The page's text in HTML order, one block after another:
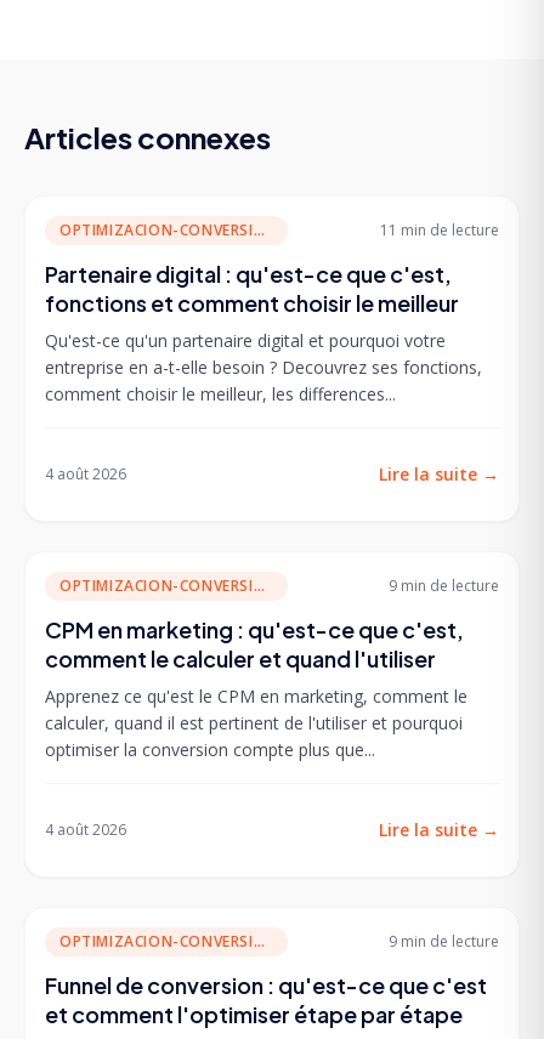
Articles connexes
OPTIMIZACION-CONVERSION 11 min de lecture
Partenaire digital : qu'est-ce que c'est,
fonctions et comment choisir le meilleur
Qu'est-ce qu'un partenaire digital et pourquoi votre
entreprise en a-t-elle besoin ? Decouvrez ses fonctions,
comment choisir le meilleur, les differences...
4 août 2026 Lire la suite →
OPTIMIZACION-CONVERSION 9 min de lecture
CPM en marketing : qu'est-ce que c'est,
comment le calculer et quand l'utiliser
Apprenez ce qu'est le CPM en marketing, comment le
calculer, quand il est pertinent de l'utiliser et pourquoi
optimiser la conversion compte plus que...
4 août 2026 Lire la suite →
OPTIMIZACION-CONVERSION 9 min de lecture
Funnel de conversion : qu'est-ce que c'est
et comment l'optimiser étape par étape